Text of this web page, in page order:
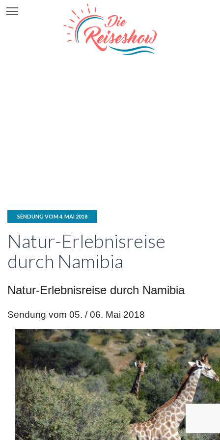
SENDUNG VOM 4. MAI 2018
Natur-Erlebnisreise
durch Namibia
Natur-Erlebnisreise durch Namibia
Sendung vom 05. / 06. Mai 2018